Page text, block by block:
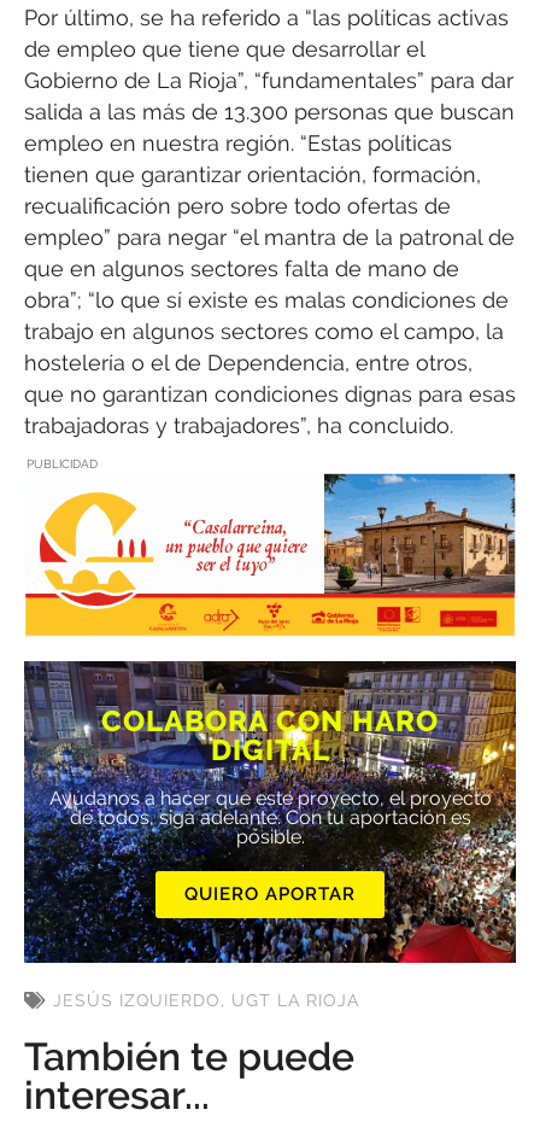
Por último, se ha referido a “las políticas activas
de empleo que tiene que desarrollar el
Gobierno de La Rioja”, “fundamentales” para dar
salida a las más de 13.300 personas que buscan
empleo en nuestra región. “Estas políticas
tienen que garantizar orientación, formación,
recualificación pero sobre todo ofertas de
empleo” para negar “el mantra de la patronal de
que en algunos sectores falta de mano de
obra”; “lo que sí existe es malas condiciones de
trabajo en algunos sectores como el campo, la
hostelería o el de Dependencia, entre otros,
que no garantizan condiciones dignas para esas
trabajadoras y trabajadores”, ha concluido.
PUBLICIDAD
COLABORA CON HARO
DIGITAL
Ayúdanos a hacer que este proyecto, el proyecto
de todos, siga adelante. Con tu aportación es
posible.
QUIERO APORTAR
JESÚS IZQUIERDO, UGT LA RIOJA
También te puede
interesar...